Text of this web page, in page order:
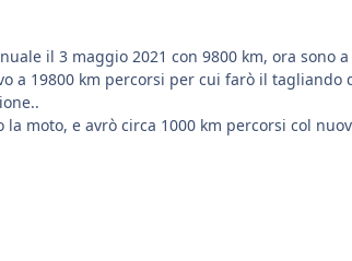
il 3 maggio 2021 con 9800 km, ora sono a
a 19800 km percorsi per cui farò il tagliando
moto, e avrò circa 1000 km percorsi col